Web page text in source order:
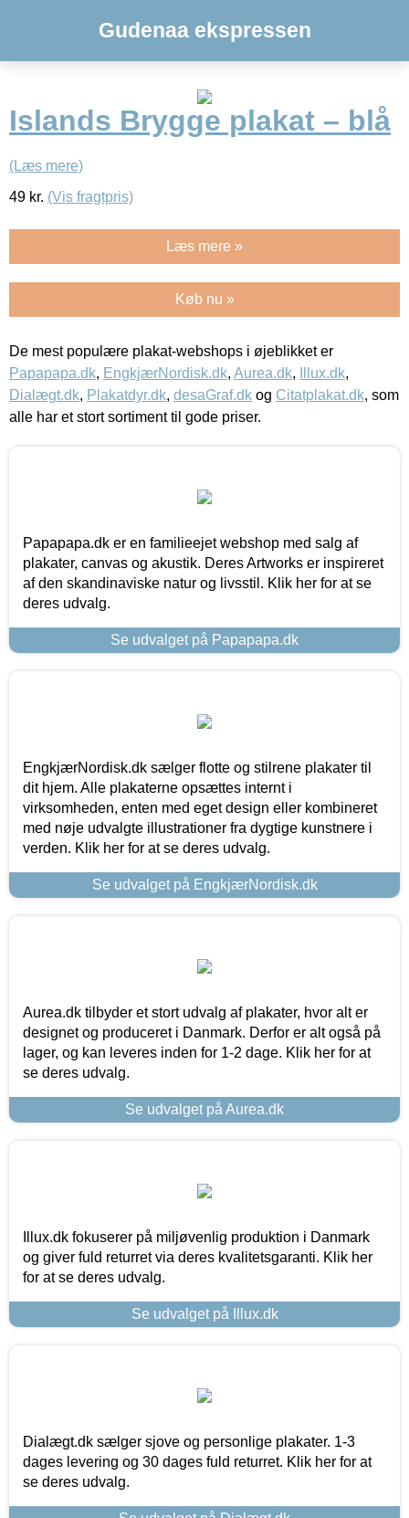
Gudenaa ekspressen
Islands Brygge plakat – blå
(Læs mere)
49 kr. (Vis fragtpris)
Læs mere »
Køb nu »
De mest populære plakat-webshops i øjeblikket er
Papapapa.dk, EngkjærNordisk.dk, Aurea.dk, Illux.dk,
Dialægt.dk, Plakatdyr.dk, desaGraf.dk og Citatplakat.dk, som
alle har et stort sortiment til gode priser.
Papapapa.dk er en familieejet webshop med salg af
plakater, canvas og akustik. Deres Artworks er inspireret
af den skandinaviske natur og livsstil. Klik her for at se
deres udvalg.
Se udvalget på Papapapa.dk
EngkjærNordisk.dk sælger flotte og stilrene plakater til
dit hjem. Alle plakaterne opsættes internt i
virksomheden, enten med eget design eller kombineret
med nøje udvalgte illustrationer fra dygtige kunstnere i
verden. Klik her for at se deres udvalg.
Se udvalget på EngkjærNordisk.dk
Aurea.dk tilbyder et stort udvalg af plakater, hvor alt er
designet og produceret i Danmark. Derfor er alt også på
lager, og kan leveres inden for 1-2 dage. Klik her for at
se deres udvalg.
Se udvalget på Aurea.dk
Illux.dk fokuserer på miljøvenlig produktion i Danmark
og giver fuld returret via deres kvalitetsgaranti. Klik her
for at se deres udvalg.
Se udvalget på Illux.dk
Dialægt.dk sælger sjove og personlige plakater. 1-3
dages levering og 30 dages fuld returret. Klik her for at
se deres udvalg.